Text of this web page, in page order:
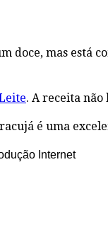
doce, mas está
. A receita não
é uma
Internet